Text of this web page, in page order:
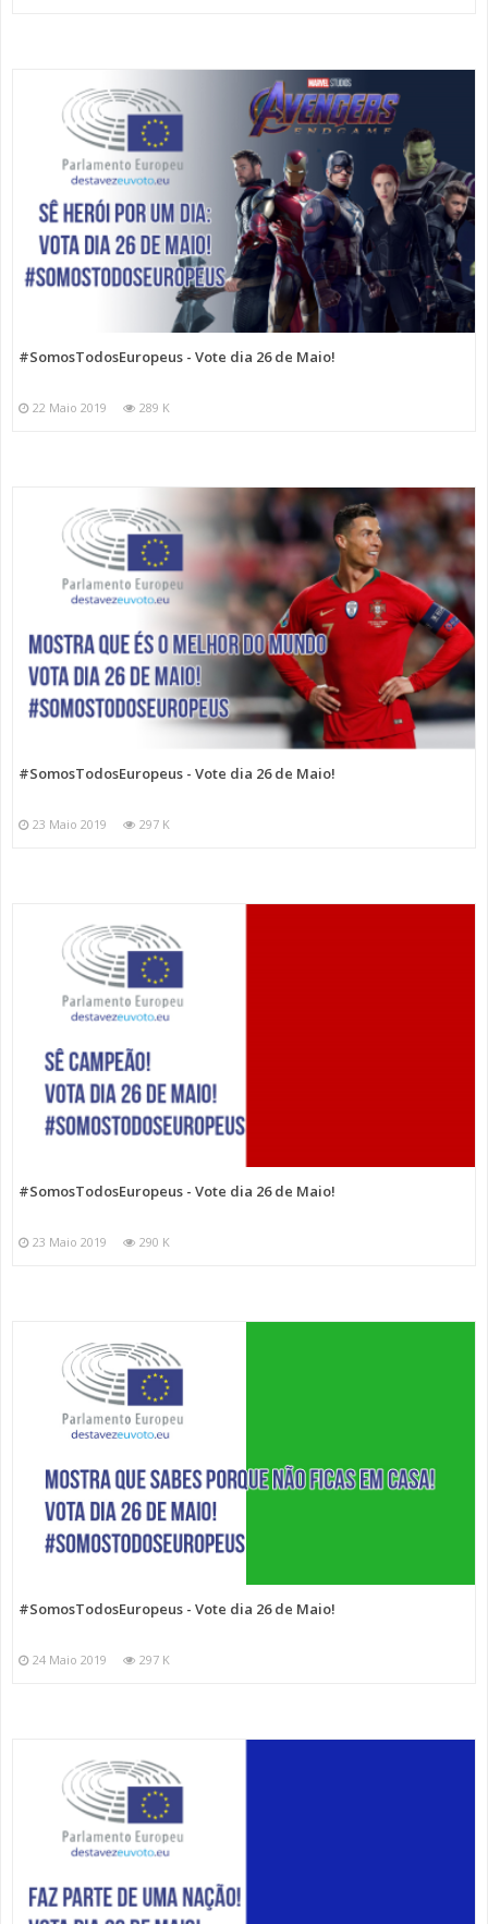
#SomosTodosEuropeus - Vote dia 26 de Maio!
22 Maio 2019 289 K
#SomosTodosEuropeus - Vote dia 26 de Maio!
23 Maio 2019 297 K
#SomosTodosEuropeus - Vote dia 26 de Maio!
23 Maio 2019 290 K
#SomosTodosEuropeus - Vote dia 26 de Maio!
24 Maio 2019 297 K